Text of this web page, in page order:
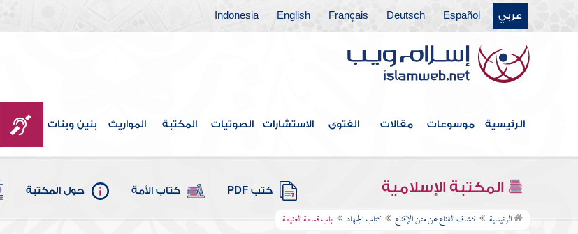
عربي Español
Deutsch
Français
English
Indonesia
الرئيسية موسوعات مقالات الفتوى الاستشارات الصوتيات المكتبة المواريث بنين وبنات
المكتبة الإسلامية كتب PDF كتاب الأمة حول المكتبة
الرئيسية كشاف القناع عن متن الإقناع كتاب الجهاد باب قسمة الغنيمة
كتاب البيع
باب السلم والتصرف في الدين وما يتعلق به
باب القرض
باب الرهن
باب الضمان والكفالة وما يتعلق بهما
باب الحوالة